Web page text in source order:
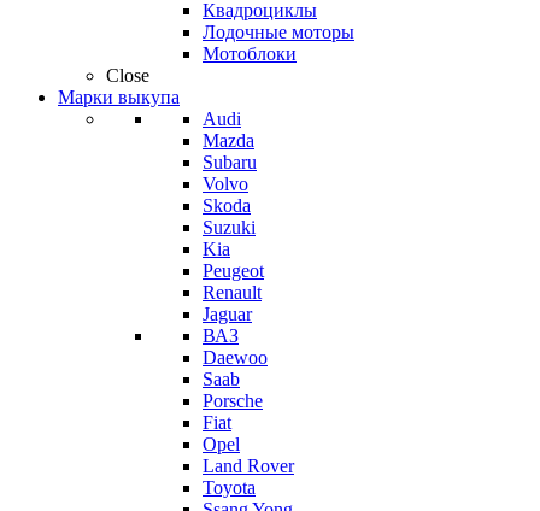
Квадроциклы
Лодочные моторы
Мотоблоки
Close
Марки выкупа
Audi
Mazda
Subaru
Volvo
Skoda
Suzuki
Kia
Peugeot
Renault
Jaguar
ВАЗ
Daewoo
Saab
Porsche
Fiat
Opel
Land Rover
Toyota